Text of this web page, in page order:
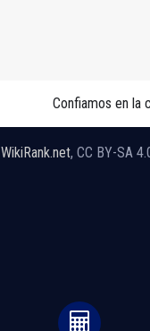
Confiamos en la
WikiRank.net, CC BY-SA